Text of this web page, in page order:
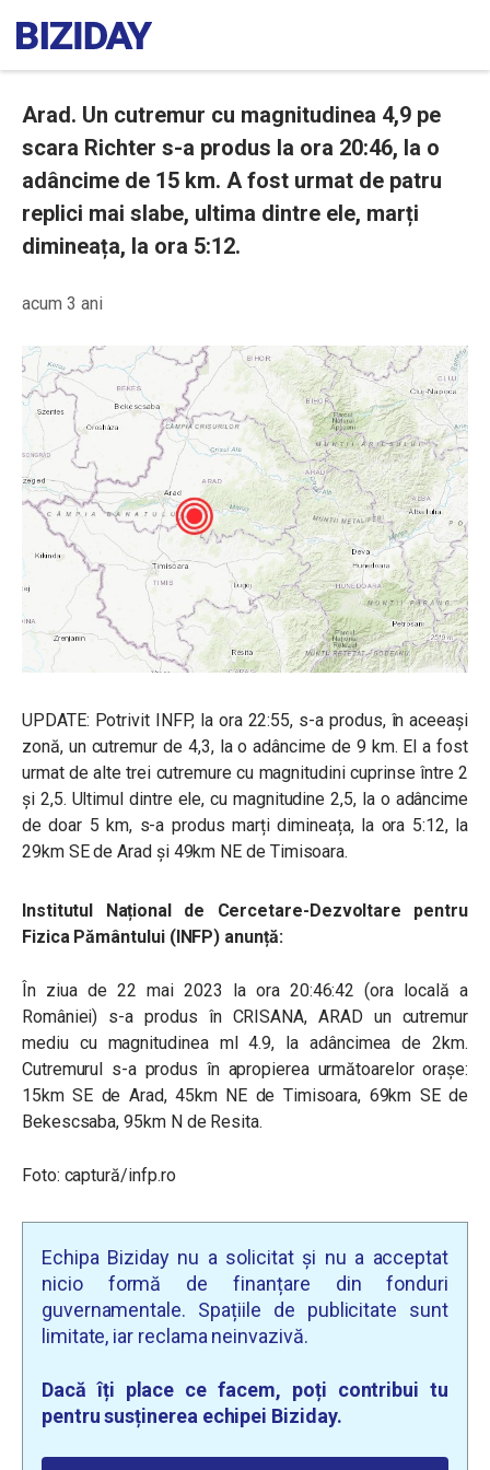
Arad. Un cutremur cu magnitudinea 4,9 pe
scara Richter s-a produs la ora 20:46, la o
adâncime de 15 km. A fost urmat de patru
replici mai slabe, ultima dintre ele, marți
dimineața, la ora 5:12.
acum 3 ani
UPDATE: Potrivit INFP, la ora 22:55, s-a produs, în aceeași
zonă, un cutremur de 4,3, la o adâncime de 9 km. El a fost
urmat de alte trei cutremure cu magnitudini cuprinse între 2
și 2,5. Ultimul dintre ele, cu magnitudine 2,5, la o adâncime
de doar 5 km, s-a produs marți dimineața, la ora 5:12, la
29km SE de Arad și 49km NE de Timisoara.
Institutul Național de Cercetare-Dezvoltare pentru
Fizica Pământului (INFP) anunță:
În ziua de 22 mai 2023 la ora 20:46:42 (ora locală a
României) s-a produs în CRISANA, ARAD un cutremur
mediu cu magnitudinea ml 4.9, la adâncimea de 2km.
Cutremurul s-a produs în apropierea următoarelor oraşe:
15km SE de Arad, 45km NE de Timisoara, 69km SE de
Bekescsaba, 95km N de Resita.
Foto: captură/infp.ro
Echipa Biziday nu a solicitat și nu a acceptat
nicio formă de finanțare din fonduri
guvernamentale. Spațiile de publicitate sunt
limitate, iar reclama neinvazivă.
Dacă îți place ce facem, poți contribui tu
pentru susținerea echipei Biziday.